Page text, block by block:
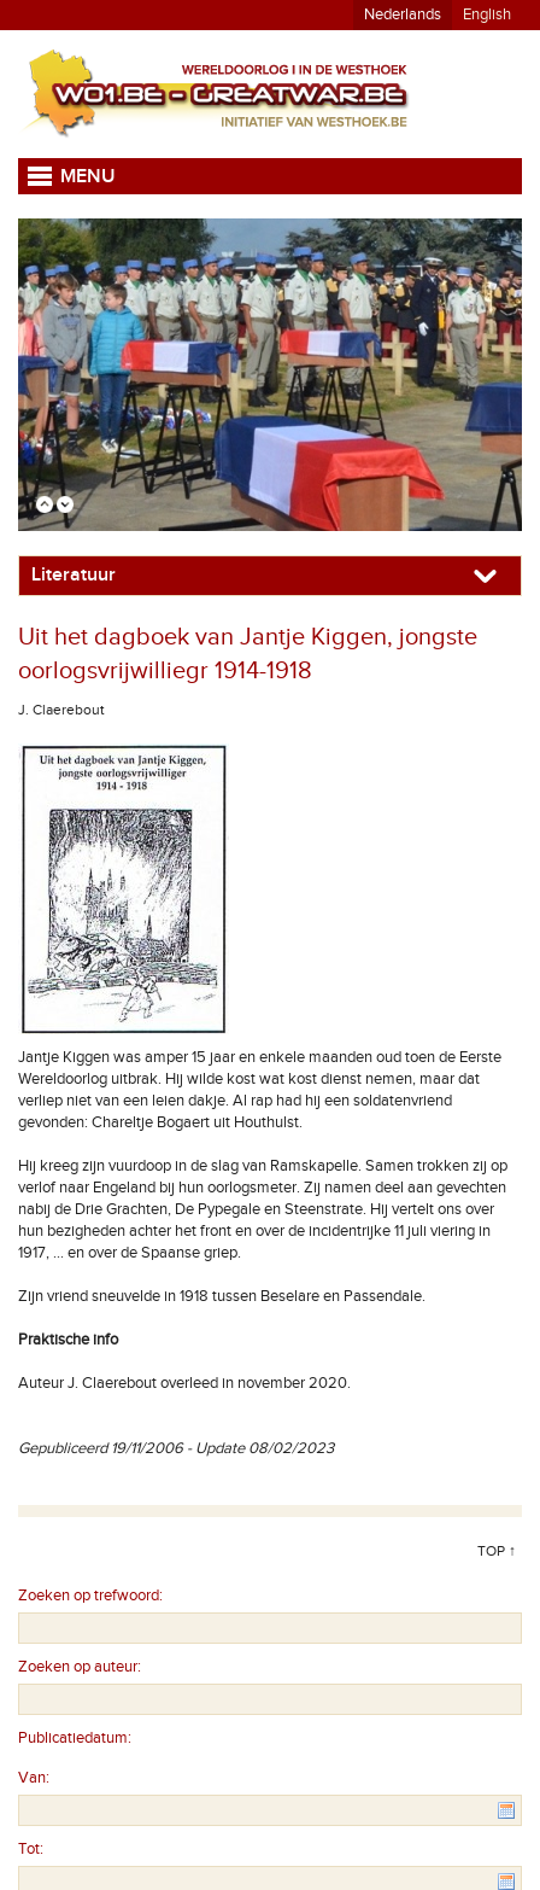
Nederlands English
MENU
Literatuur
Uit het dagboek van Jantje Kiggen, jongste
oorlogsvrijwilliegr 1914-1918
J. Claerebout
Jantje Kiggen was amper 15 jaar en enkele maanden oud toen de Eerste
Wereldoorlog uitbrak. Hij wilde kost wat kost dienst nemen, maar dat
verliep niet van een leien dakje. Al rap had hij een soldatenvriend
gevonden: Chareltje Bogaert uit Houthulst.
Hij kreeg zijn vuurdoop in de slag van Ramskapelle. Samen trokken zij op
verlof naar Engeland bij hun oorlogsmeter. Zij namen deel aan gevechten
nabij de Drie Grachten, De Pypegale en Steenstrate. Hij vertelt ons over
hun bezigheden achter het front en over de incidentrijke 11 juli viering in
1917, ... en over de Spaanse griep.
Zijn vriend sneuvelde in 1918 tussen Beselare en Passendale.
Praktische info
Auteur J. Claerebout overleed in november 2020.
Gepubliceerd 19/11/2006 - Update 08/02/2023
TOP ↑
Zoeken op trefwoord:
Zoeken op auteur:
Publicatiedatum:
Van:
Tot: